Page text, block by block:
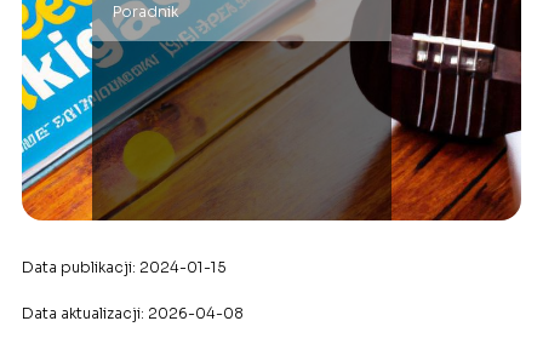
Poradnik
Data publikacji: 2024-01-15
Data aktualizacji: 2026-04-08